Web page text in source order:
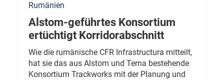
Rumänien
Alstom-geführtes Konsortium
ertüchtigt Korridorabschnitt
Wie die rumänische CFR Infrastructura mitteilt,
hat sie das aus Alstom und Terna bestehende
Konsortium Trackworks mit der Planung und